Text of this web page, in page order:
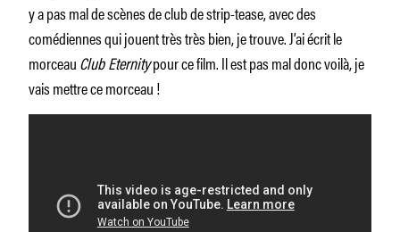
y a pas mal de scènes de club de strip-tease, avec des
comédiennes qui jouent très très bien, je trouve. J’ai écrit le
morceauClub Eternitypour ce film. Il est pas mal donc voilà, je
vais mettre ce morceau !